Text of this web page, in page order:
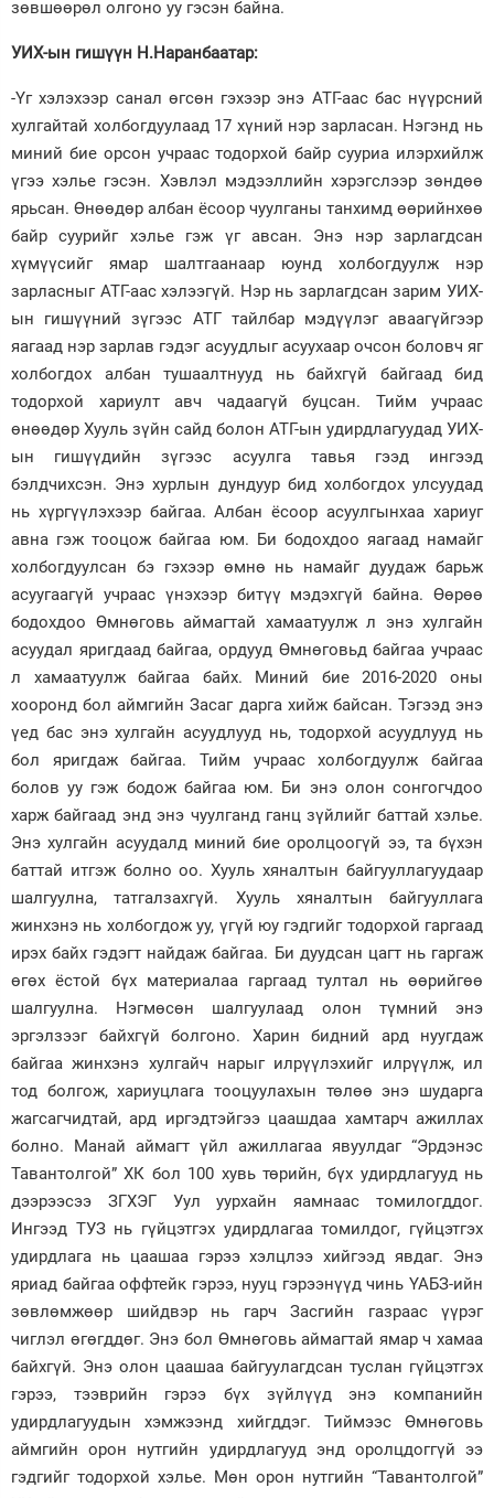
зөвшөөрөл олгоно уу гэсэн байна.
УИХ-ын гишүүн Н.Наранбаатар:
-Үг хэлэхээр санал өгсөн гэхээр энэ АТГ-аас бас нүүрсний
хулгайтай холбогдуулаад 17 хүний нэр зарласан. Нэгэнд нь
миний бие орсон учраас тодорхой байр сууриа илэрхийлж
үгээ хэлье гэсэн. Хэвлэл мэдээллийн хэрэгслээр зөндөө
ярьсан. Өнөөдөр албан ёсоор чуулганы танхимд өөрийнхөө
байр суурийг хэлье гэж үг авсан. Энэ нэр зарлагдсан
хүмүүсийг ямар шалтгаанаар юунд холбогдуулж нэр
зарласныг АТГ-аас хэлээгүй. Нэр нь зарлагдсан зарим УИХ-
ын гишүүний зүгээс АТГ тайлбар мэдүүлэг аваагүйгээр
яагаад нэр зарлав гэдэг асуудлыг асуухаар очсон боловч яг
холбогдох албан тушаалтнууд нь байхгүй байгаад бид
тодорхой хариулт авч чадаагүй буцсан. Тийм учраас
өнөөдөр Хууль зүйн сайд болон АТГ-ын удирдлагуудад УИХ-
ын гишүүдийн зүгээс асуулга тавья гээд ингээд
бэлдчихсэн. Энэ хурлын дундуур бид холбогдох улсуудад
нь хүргүүлэхээр байгаа. Албан ёсоор асуулгынхаа хариуг
авна гэж тооцож байгаа юм. Би бодохдоо яагаад намайг
холбогдуулсан бэ гэхээр өмнө нь намайг дуудаж барьж
асуугаагүй учраас үнэхээр битүү мэдэхгүй байна. Өөрөө
бодохдоо Өмнөговь аймагтай хамаатуулж л энэ хулгайн
асуудал яригдаад байгаа, ордууд Өмнөговьд байгаа учраас
л хамаатуулж байгаа байх. Миний бие 2016-2020 оны
хооронд бол аймгийн Засаг дарга хийж байсан. Тэгээд энэ
үед бас энэ хулгайн асуудлууд нь, тодорхой асуудлууд нь
бол яригдаж байгаа. Тийм учраас холбогдуулж байгаа
болов уу гэж бодож байгаа юм. Би энэ олон сонгогчдоо
харж байгаад энд энэ чуулганд ганц зүйлийг баттай хэлье.
Энэ хулгайн асуудалд миний бие оролцоогүй ээ, та бүхэн
баттай итгэж болно оо. Хууль хяналтын байгууллагуудаар
шалгуулна, татгалзахгүй. Хууль хяналтын байгууллага
жинхэнэ нь холбогдож уу, үгүй юу гэдгийг тодорхой гаргаад
ирэх байх гэдэгт найдаж байгаа. Би дуудсан цагт нь гаргаж
өгөх ёстой бүх материалаа гаргаад тултал нь өөрийгөө
шалгуулна. Нэгмөсөн шалгуулаад олон түмний энэ
эргэлзээг байхгүй болгоно. Харин бидний ард нуугдаж
байгаа жинхэнэ хулгайч нарыг илрүүлэхийг илрүүлж, ил
тод болгож, хариуцлага тооцуулахын төлөө энэ шударга
жагсагчидтай, ард иргэдтэйгээ цаашдаа хамтарч ажиллах
болно. Манай аймагт үйл ажиллагаа явуулдаг “Эрдэнэс
Тавантолгой” ХК бол 100 хувь төрийн, бүх удирдлагууд нь
дээрээсээ ЗГХЭГ Уул уурхайн яамнаас томилогддог.
Ингээд ТУЗ нь гүйцэтгэх удирдлагаа томилдог, гүйцэтгэх
удирдлага нь цаашаа гэрээ хэлцлээ хийгээд явдаг. Энэ
яриад байгаа оффтейк гэрээ, нууц гэрээнүүд чинь ҮАБЗ-ийн
зөвлөмжөөр шийдвэр нь гарч Засгийн газраас үүрэг
чиглэл өгөгддөг. Энэ бол Өмнөговь аймагтай ямар ч хамаа
байхгүй. Энэ олон цаашаа байгуулагдсан туслан гүйцэтгэх
гэрээ, тээврийн гэрээ бүх зүйлүүд энэ компанийн
удирдлагуудын хэмжээнд хийгддэг. Тиймээс Өмнөговь
аймгийн орон нутгийн удирдлагууд энд оролцдоггүй ээ
гэдгийг тодорхой хэлье. Мөн орон нутгийн “Тавантолгой”